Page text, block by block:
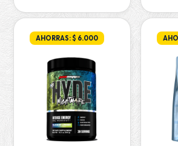
AHORRAS: $ 6.000